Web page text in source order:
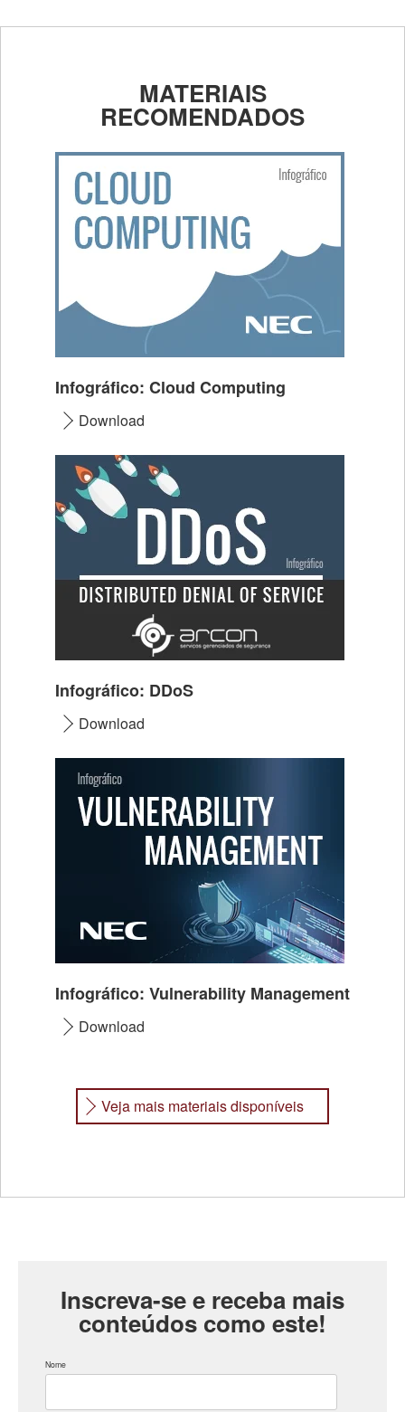
MATERIAIS
RECOMENDADOS
Infográfico: Cloud Computing
Download
Infográfico: DDoS
Download
Infográfico: Vulnerability Management
Download
Veja mais materiais disponíveis
Inscreva-se e receba mais
conteúdos como este!
Nome